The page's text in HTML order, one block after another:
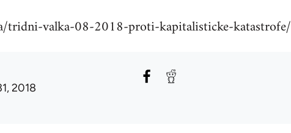
valka-08-2018-proti-kapitalisticke-katastrofe/
2018